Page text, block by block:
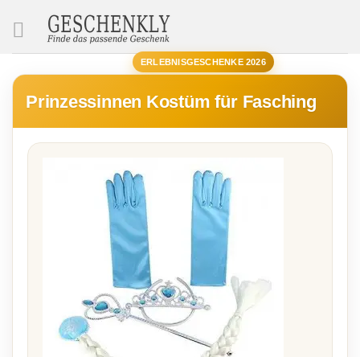
ERLEBNISGESCHENKE 2026
Prinzessinnen Kostüm für Fasching